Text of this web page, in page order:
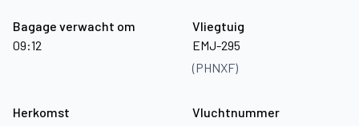
Bagage verwacht om
09:12
Vliegtuig
EMJ-295
(PHNXF)
Herkomst
Vluchtnummer